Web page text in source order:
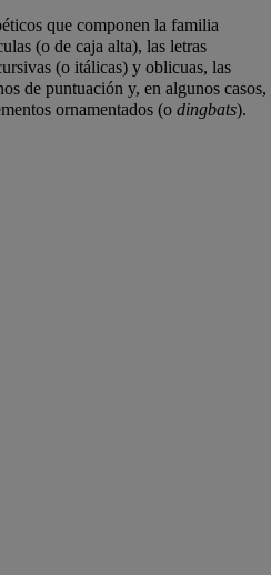
que componen la familia
(o de caja alta), las letras
(o itálicas) y oblicuas, las
de puntuación y, en algunos casos,
ornamentados (o dingbats).